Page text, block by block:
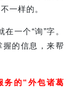
一样的。
一个“询”字。
握的信息，来帮
务的“外包诸葛